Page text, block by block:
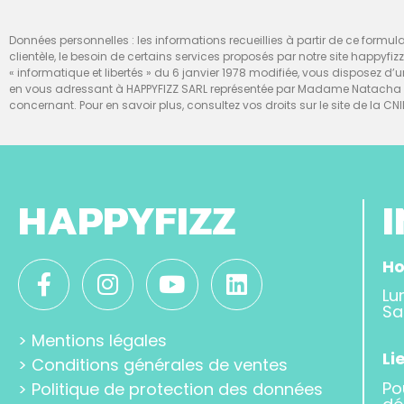
Données personnelles : les informations recueillies à partir de ce
clientèle, le besoin de certains services proposés par notre site
« informatique et libertés » du 6 janvier 1978 modifiée, vous disposez
en vous adressant à HAPPYFIZZ SARL représentée par Madame
concernant. Pour en savoir plus, consultez vos droits sur le site de la
HAPPYFIZZ
> Mentions légales
> Conditions générales de ventes
> Politique de protection des données